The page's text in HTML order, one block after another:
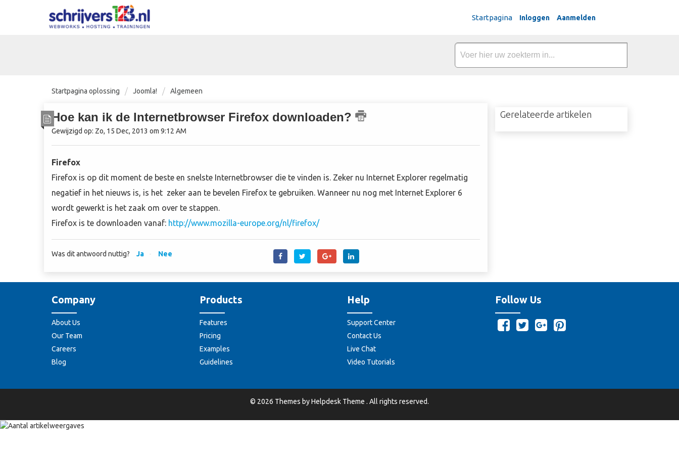
Startpagina Inloggen Aanmelden
Startpagina oplossing Joomla! Algemeen
Hoe kan ik de Internetbrowser Firefox downloaden?
Gewijzigd op: Zo, 15 Dec, 2013 om 9:12 AM
Firefox
Firefox is op dit moment de beste en snelste Internetbrowser die te vinden is. Zeker nu Internet Explorer regelmatig
negatief in het nieuws is, is het zeker aan te bevelen Firefox te gebruiken. Wanneer nu nog met Internet Explorer 6
wordt gewerkt is het zaak om over te stappen.
Firefox is te downloaden vanaf: http://www.mozilla-europe.org/nl/firefox/
Was dit antwoord nuttig? Ja Nee
Gerelateerde artikelen
Company
About Us
Our Team
Careers
Blog
Products
Features
Pricing
Examples
Guidelines
Help
Support Center
Contact Us
Live Chat
Video Tutorials
Follow Us
© 2026 Themes byHelpdesk Theme . All rights reserved.